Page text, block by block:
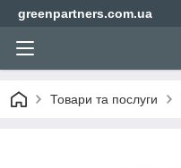
greenpartners.com.ua
Товари та послуги